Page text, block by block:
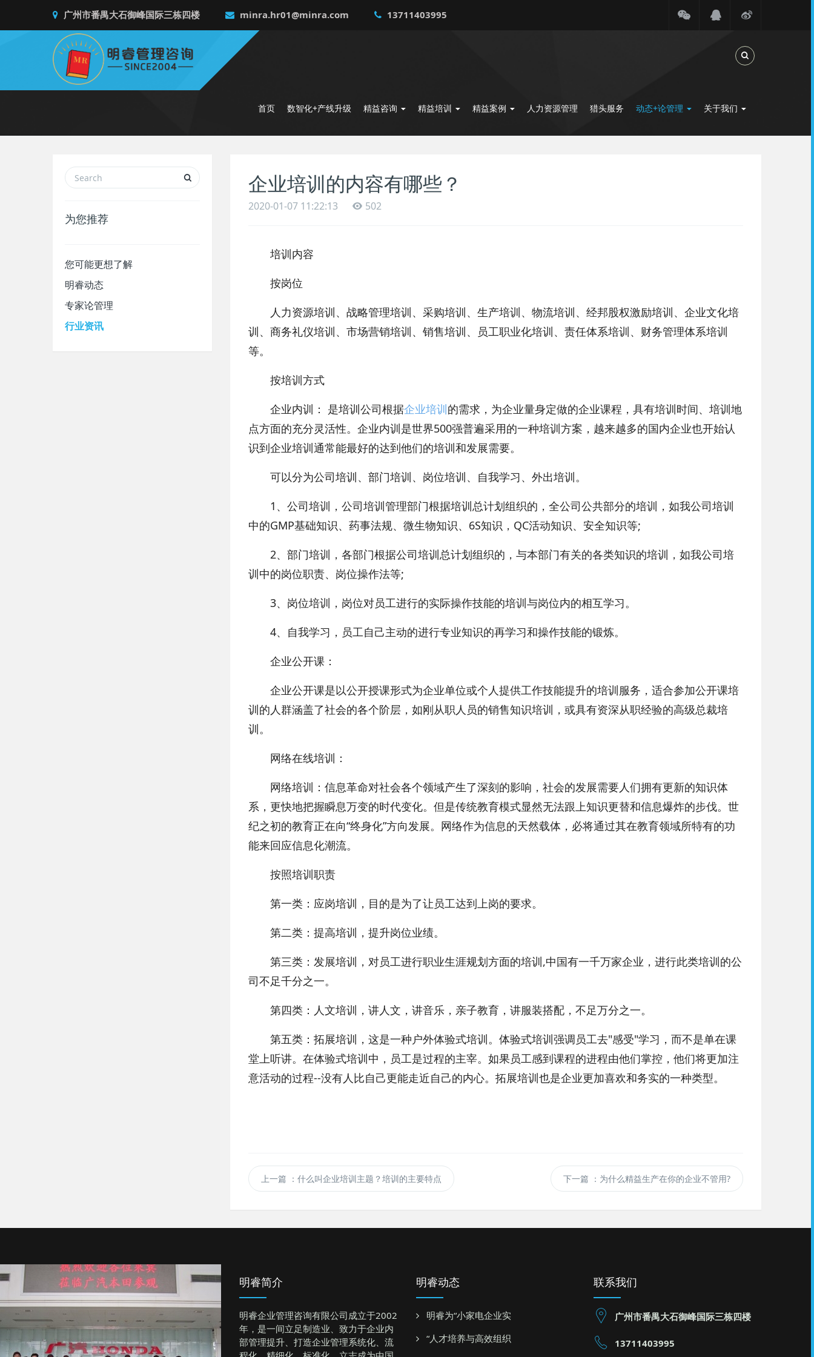
广州市番禺大石御峰国际三栋四楼 minra.hr01@minra.com 13711403995
Toggle Search
首页 数智化+产线升级 精益咨询 精益培训 精益案例 人力资源管理 猎头服务 动态+论管理 关于我们
为您推荐
您可能更想了解
明睿动态
专家论管理
行业资讯
企业培训的内容有哪些？
2020-01-07 11:22:13 502
培训内容
按岗位
人力资源培训、战略管理培训、采购培训、生产培训、物流培训、经邦股权激励培训、企业文化培
训、商务礼仪培训、市场营销培训、销售培训、员工职业化培训、责任体系培训、财务管理体系培训
等。
按培训方式
企业内训： 是培训公司根据企业培训的需求，为企业量身定做的企业课程，具有培训时间、培训地
点方面的充分灵活性。企业内训是世界500强普遍采用的一种培训方案，越来越多的国内企业也开始认
识到企业培训通常能最好的达到他们的培训和发展需要。
可以分为公司培训、部门培训、岗位培训、自我学习、外出培训。
1、公司培训，公司培训管理部门根据培训总计划组织的，全公司公共部分的培训，如我公司培训
中的GMP基础知识、药事法规、微生物知识、6S知识，QC活动知识、安全知识等;
2、部门培训，各部门根据公司培训总计划组织的，与本部门有关的各类知识的培训，如我公司培
训中的岗位职责、岗位操作法等;
3、岗位培训，岗位对员工进行的实际操作技能的培训与岗位内的相互学习。
4、自我学习，员工自己主动的进行专业知识的再学习和操作技能的锻炼。
企业公开课：
企业公开课是以公开授课形式为企业单位或个人提供工作技能提升的培训服务，适合参加公开课培
训的人群涵盖了社会的各个阶层，如刚从职人员的销售知识培训，或具有资深从职经验的高级总裁培
训。
网络在线培训：
网络培训：信息革命对社会各个领域产生了深刻的影响，社会的发展需要人们拥有更新的知识体
系，更快地把握瞬息万变的时代变化。但是传统教育模式显然无法跟上知识更替和信息爆炸的步伐。世
纪之初的教育正在向“终身化”方向发展。网络作为信息的天然载体，必将通过其在教育领域所特有的功
能来回应信息化潮流。
按照培训职责
第一类：应岗培训，目的是为了让员工达到上岗的要求。
第二类：提高培训，提升岗位业绩。
第三类：发展培训，对员工进行职业生涯规划方面的培训,中国有一千万家企业，进行此类培训的公
司不足千分之一。
第四类：人文培训，讲人文，讲音乐，亲子教育，讲服装搭配，不足万分之一。
第五类：拓展培训，这是一种户外体验式培训。体验式培训强调员工去"感受"学习，而不是单在课
堂上听讲。在体验式培训中，员工是过程的主宰。如果员工感到课程的进程由他们掌控，他们将更加注
意活动的过程--没有人比自己更能走近自己的内心。拓展培训也是企业更加喜欢和务实的一种类型。
上一篇 ：什么叫企业培训主题？培训的主要特点 下一篇 ：为什么精益生产在你的企业不管用?
明睿简介
明睿企业管理咨询有限公司成立于2002
年，是一间立足制造业、致力于企业内
部管理提升、打造企业管理系统化、流
明睿动态
明睿为“小家电企业实
“人才培养与高效组织
联系我们
广州市番禺大石御峰国际三栋四楼
13711403995